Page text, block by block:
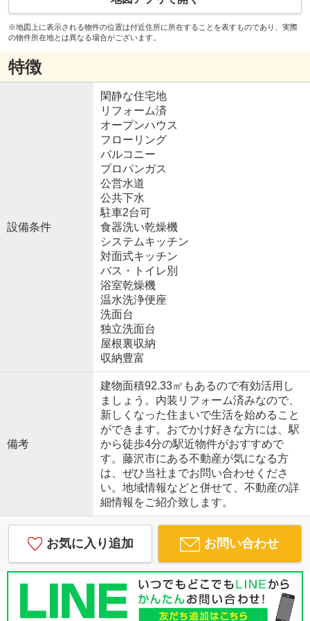
※地図上に表示される物件の位置は付近住所に所在することを表すものであり、実際
の物件所在地とは異なる場合がございます。
特徴
設備条件
閑静な住宅地
リフォーム済
オープンハウス
フローリング
バルコニー
プロパンガス
公営水道
公共下水
駐車2台可
食器洗い乾燥機
システムキッチン
対面式キッチン
バス・トイレ別
浴室乾燥機
温水洗浄便座
洗面台
独立洗面台
屋根裏収納
収納豊富
備考
建物面積92.33㎡もあるので有効活用し
ましょう。内装リフォーム済みなので、
新しくなった住まいで生活を始めること
ができます。おでかけ好きな方には、駅
から徒歩4分の駅近物件がおすすめで
す。藤沢市にある不動産が気になる方
は、ぜひ当社までお問い合わせくださ
い。地域情報などと併せて、不動産の詳
細情報をご紹介致します。
お気に入り追加 お問い合わせ